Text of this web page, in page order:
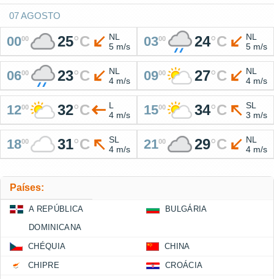
07 AGOSTO
0000 25°C
NL
5 m/s
0300 24°C
NL
5 m/s
0600 23°C
NL
4 m/s
0900 27°C
NL
4 m/s
1200 32°C
L
4 m/s
1500 34°C
SL
3 m/s
1800 31°C
SL
4 m/s
2100 29°C
NL
4 m/s
Países:
A REPÚBLICA
DOMINICANA
BULGÁRIA
CHÉQUIA CHINA
CHIPRE CROÁCIA